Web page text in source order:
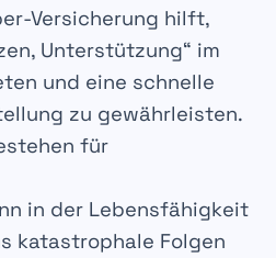
Versicherung hilft,
, Unterstützung“ im
und eine schnelle
zu gewährleisten.
für
in der Lebensfähigkeit
katastrophale Folgen